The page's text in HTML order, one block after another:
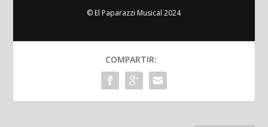
© El Paparazzi Musical 2024
COMPARTIR: